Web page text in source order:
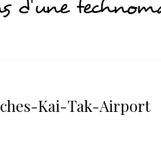
Kai-Tak-Airport